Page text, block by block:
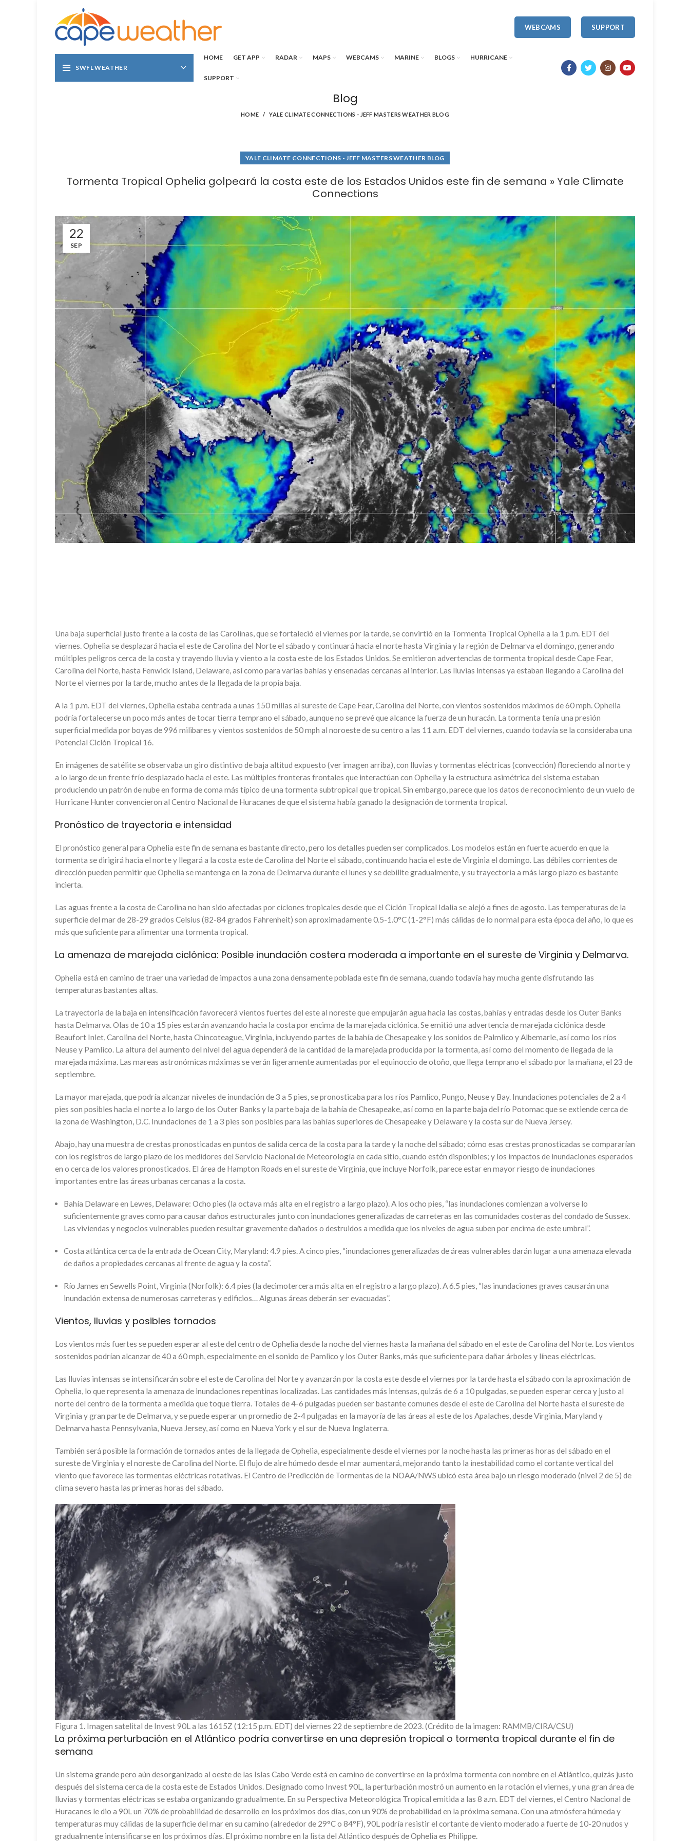
WEBCAMS SUPPORT
SWFL WEATHER
HOME GET APP RADAR MAPS WEBCAMS MARINE BLOGS HURRICANE
SUPPORT
Blog
HOME YALE CLIMATE CONNECTIONS - JEFF MASTERS WEATHER BLOG
YALE CLIMATE CONNECTIONS - JEFF MASTERS WEATHER BLOG
Tormenta Tropical Ophelia golpeará la costa este de los Estados Unidos este fin de semana » Yale Climate
Connections
22
SEP
Una baja superficial justo frente a la costa de las Carolinas, que se fortaleció el viernes por la tarde, se convirtió en la Tormenta Tropical Ophelia a la 1 p.m. EDT del
viernes. Ophelia se desplazará hacia el este de Carolina del Norte el sábado y continuará hacia el norte hasta Virginia y la región de Delmarva el domingo, generando
múltiples peligros cerca de la costa y trayendo lluvia y viento a la costa este de los Estados Unidos. Se emitieron advertencias de tormenta tropical desde Cape Fear,
Carolina del Norte, hasta Fenwick Island, Delaware, así como para varias bahías y ensenadas cercanas al interior. Las lluvias intensas ya estaban llegando a Carolina del
Norte el viernes por la tarde, mucho antes de la llegada de la propia baja.
A la 1 p.m. EDT del viernes, Ophelia estaba centrada a unas 150 millas al sureste de Cape Fear, Carolina del Norte, con vientos sostenidos máximos de 60 mph. Ophelia
podría fortalecerse un poco más antes de tocar tierra temprano el sábado, aunque no se prevé que alcance la fuerza de un huracán. La tormenta tenía una presión
superficial medida por boyas de 996 milibares y vientos sostenidos de 50 mph al noroeste de su centro a las 11 a.m. EDT del viernes, cuando todavía se la consideraba una
Potencial Ciclón Tropical 16.
En imágenes de satélite se observaba un giro distintivo de baja altitud expuesto (ver imagen arriba), con lluvias y tormentas eléctricas (convección) floreciendo al norte y
a lo largo de un frente frío desplazado hacia el este. Las múltiples fronteras frontales que interactúan con Ophelia y la estructura asimétrica del sistema estaban
produciendo un patrón de nube en forma de coma más típico de una tormenta subtropical que tropical. Sin embargo, parece que los datos de reconocimiento de un vuelo de
Hurricane Hunter convencieron al Centro Nacional de Huracanes de que el sistema había ganado la designación de tormenta tropical.
Pronóstico de trayectoria e intensidad
El pronóstico general para Ophelia este fin de semana es bastante directo, pero los detalles pueden ser complicados. Los modelos están en fuerte acuerdo en que la
tormenta se dirigirá hacia el norte y llegará a la costa este de Carolina del Norte el sábado, continuando hacia el este de Virginia el domingo. Las débiles corrientes de
dirección pueden permitir que Ophelia se mantenga en la zona de Delmarva durante el lunes y se debilite gradualmente, y su trayectoria a más largo plazo es bastante
incierta.
Las aguas frente a la costa de Carolina no han sido afectadas por ciclones tropicales desde que el Ciclón Tropical Idalia se alejó a fines de agosto. Las temperaturas de la
superficie del mar de 28-29 grados Celsius (82-84 grados Fahrenheit) son aproximadamente 0.5-1.0°C (1-2°F) más cálidas de lo normal para esta época del año, lo que es
más que suficiente para alimentar una tormenta tropical.
La amenaza de marejada ciclónica: Posible inundación costera moderada a importante en el sureste de Virginia y Delmarva.
Ophelia está en camino de traer una variedad de impactos a una zona densamente poblada este fin de semana, cuando todavía hay mucha gente disfrutando las
temperaturas bastantes altas.
La trayectoria de la baja en intensificación favorecerá vientos fuertes del este al noreste que empujarán agua hacia las costas, bahías y entradas desde los Outer Banks
hasta Delmarva. Olas de 10 a 15 pies estarán avanzando hacia la costa por encima de la marejada ciclónica. Se emitió una advertencia de marejada ciclónica desde
Beaufort Inlet, Carolina del Norte, hasta Chincoteague, Virginia, incluyendo partes de la bahía de Chesapeake y los sonidos de Palmlico y Albemarle, así como los ríos
Neuse y Pamlico. La altura del aumento del nivel del agua dependerá de la cantidad de la marejada producida por la tormenta, así como del momento de llegada de la
marejada máxima. Las mareas astronómicas máximas se verán ligeramente aumentadas por el equinoccio de otoño, que llega temprano el sábado por la mañana, el 23 de
septiembre.
La mayor marejada, que podría alcanzar niveles de inundación de 3 a 5 pies, se pronosticaba para los ríos Pamlico, Pungo, Neuse y Bay. Inundaciones potenciales de 2 a 4
pies son posibles hacia el norte a lo largo de los Outer Banks y la parte baja de la bahía de Chesapeake, así como en la parte baja del río Potomac que se extiende cerca de
la zona de Washington, D.C. Inundaciones de 1 a 3 pies son posibles para las bahías superiores de Chesapeake y Delaware y la costa sur de Nueva Jersey.
Abajo, hay una muestra de crestas pronosticadas en puntos de salida cerca de la costa para la tarde y la noche del sábado; cómo esas crestas pronosticadas se compararían
con los registros de largo plazo de los medidores del Servicio Nacional de Meteorología en cada sitio, cuando estén disponibles; y los impactos de inundaciones esperados
en o cerca de los valores pronosticados. El área de Hampton Roads en el sureste de Virginia, que incluye Norfolk, parece estar en mayor riesgo de inundaciones
importantes entre las áreas urbanas cercanas a la costa.
Bahía Delaware en Lewes, Delaware: Ocho pies (la octava más alta en el registro a largo plazo). A los ocho pies, “las inundaciones comienzan a volverse lo
suficientemente graves como para causar daños estructurales junto con inundaciones generalizadas de carreteras en las comunidades costeras del condado de Sussex.
Las viviendas y negocios vulnerables pueden resultar gravemente dañados o destruidos a medida que los niveles de agua suben por encima de este umbral”.
Costa atlántica cerca de la entrada de Ocean City, Maryland: 4.9 pies. A cinco pies, “inundaciones generalizadas de áreas vulnerables darán lugar a una amenaza elevada
de daños a propiedades cercanas al frente de agua y la costa”.
Río James en Sewells Point, Virginia (Norfolk): 6.4 pies (la decimotercera más alta en el registro a largo plazo). A 6.5 pies, “las inundaciones graves causarán una
inundación extensa de numerosas carreteras y edificios… Algunas áreas deberán ser evacuadas”.
Vientos, lluvias y posibles tornados
Los vientos más fuertes se pueden esperar al este del centro de Ophelia desde la noche del viernes hasta la mañana del sábado en el este de Carolina del Norte. Los vientos
sostenidos podrían alcanzar de 40 a 60 mph, especialmente en el sonido de Pamlico y los Outer Banks, más que suficiente para dañar árboles y líneas eléctricas.
Las lluvias intensas se intensificarán sobre el este de Carolina del Norte y avanzarán por la costa este desde el viernes por la tarde hasta el sábado con la aproximación de
Ophelia, lo que representa la amenaza de inundaciones repentinas localizadas. Las cantidades más intensas, quizás de 6 a 10 pulgadas, se pueden esperar cerca y justo al
norte del centro de la tormenta a medida que toque tierra. Totales de 4-6 pulgadas pueden ser bastante comunes desde el este de Carolina del Norte hasta el sureste de
Virginia y gran parte de Delmarva, y se puede esperar un promedio de 2-4 pulgadas en la mayoría de las áreas al este de los Apalaches, desde Virginia, Maryland y
Delmarva hasta Pennsylvania, Nueva Jersey, así como en Nueva York y el sur de Nueva Inglaterra.
También será posible la formación de tornados antes de la llegada de Ophelia, especialmente desde el viernes por la noche hasta las primeras horas del sábado en el
sureste de Virginia y el noreste de Carolina del Norte. El flujo de aire húmedo desde el mar aumentará, mejorando tanto la inestabilidad como el cortante vertical del
viento que favorece las tormentas eléctricas rotativas. El Centro de Predicción de Tormentas de la NOAA/NWS ubicó esta área bajo un riesgo moderado (nivel 2 de 5) de
clima severo hasta las primeras horas del sábado.
Figura 1. Imagen satelital de Invest 90L a las 1615Z (12:15 p.m. EDT) del viernes 22 de septiembre de 2023. (Crédito de la imagen: RAMMB/CIRA/CSU)
La próxima perturbación en el Atlántico podría convertirse en una depresión tropical o tormenta tropical durante el fin de
semana
Un sistema grande pero aún desorganizado al oeste de las Islas Cabo Verde está en camino de convertirse en la próxima tormenta con nombre en el Atlántico, quizás justo
después del sistema cerca de la costa este de Estados Unidos. Designado como Invest 90L, la perturbación mostró un aumento en la rotación el viernes, y una gran área de
lluvias y tormentas eléctricas se estaba organizando gradualmente. En su Perspectiva Meteorológica Tropical emitida a las 8 a.m. EDT del viernes, el Centro Nacional de
Huracanes le dio a 90L un 70% de probabilidad de desarrollo en los próximos dos días, con un 90% de probabilidad en la próxima semana. Con una atmósfera húmeda y
temperaturas muy cálidas de la superficie del mar en su camino (alrededor de 29°C o 84°F), 90L podría resistir el cortante de viento moderado a fuerte de 10-20 nudos y
gradualmente intensificarse en los próximos días. El próximo nombre en la lista del Atlántico después de Ophelia es Philippe.